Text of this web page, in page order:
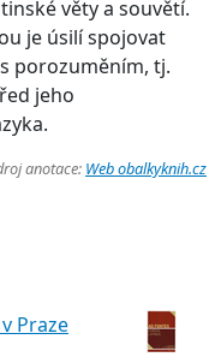
věty a souvětí.
je úsilí spojovat
porozuměním, tj.
jeho
anotace: Web obalkyknih.cz
Praze